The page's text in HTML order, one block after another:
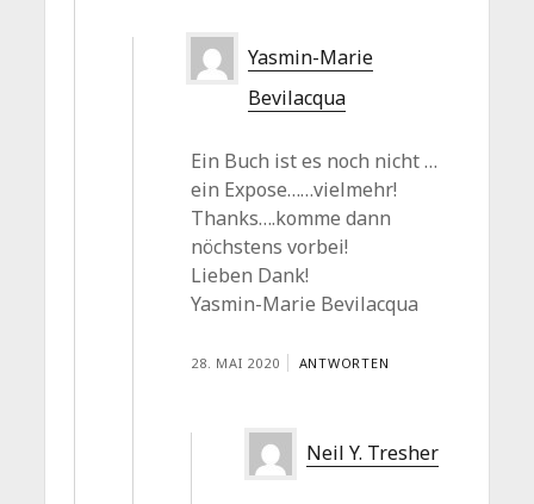
Yasmin-Marie
Bevilacqua
Ein Buch ist es noch nicht …
ein Expose……vielmehr!
Thanks….komme dann
nöchstens vorbei!
Lieben Dank!
Yasmin-Marie Bevilacqua
28. MAI 2020 ANTWORTEN
Neil Y. Tresher